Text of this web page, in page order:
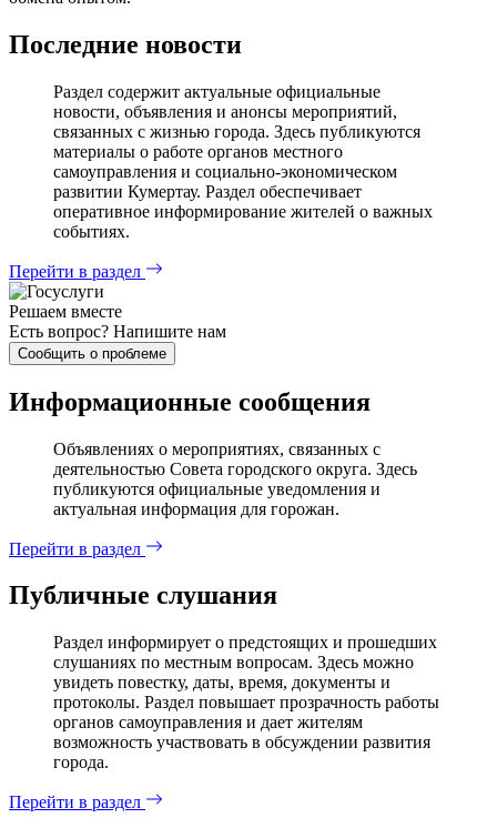
Последние новости
Раздел содержит актуальные официальные
новости, объявления и анонсы мероприятий,
связанных с жизнью города. Здесь публикуются
материалы о работе органов местного
самоуправления и социально-экономическом
развитии Кумертау. Раздел обеспечивает
оперативное информирование жителей о важных
событиях.
Перейти в раздел
Решаем вместе
Есть вопрос? Напишите нам
Сообщить о проблеме
Информационные сообщения
Объявлениях о мероприятиях, связанных с
деятельностью Совета городского округа. Здесь
публикуются официальные уведомления и
актуальная информация для горожан.
Перейти в раздел
Публичные слушания
Раздел информирует о предстоящих и прошедших
слушаниях по местным вопросам. Здесь можно
увидеть повестку, даты, время, документы и
протоколы. Раздел повышает прозрачность работы
органов самоуправления и дает жителям
возможность участвовать в обсуждении развития
города.
Перейти в раздел